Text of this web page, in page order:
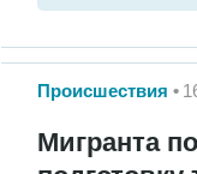
Происшествия
Мигранта